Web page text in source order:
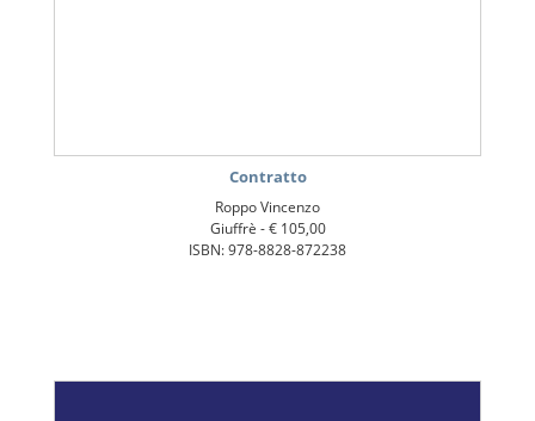
Contratto
Roppo Vincenzo
Giuffrè -€ 105,00
ISBN: 978-8828-872238